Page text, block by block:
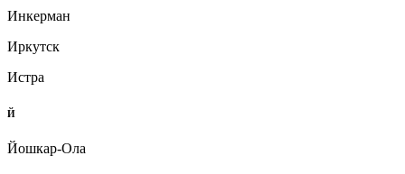
Инкерман
Иркутск
Истра
Й
Йошкар-Ола